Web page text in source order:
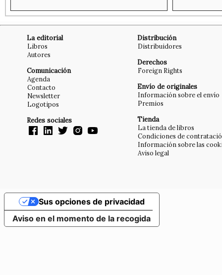
La editorial
Libros
Autores
Comunicación
Agenda
Contacto
Newsletter
Logotipos
Redes sociales
Distribución
Distribuidores
Derechos
Foreign Rights
Envío de originales
Información sobre el envío
Premios
Tienda
La tienda de libros
Condiciones de
Información sobre las
Aviso legal
Aviso en el momento de la recogida
Sus opciones de privacidad